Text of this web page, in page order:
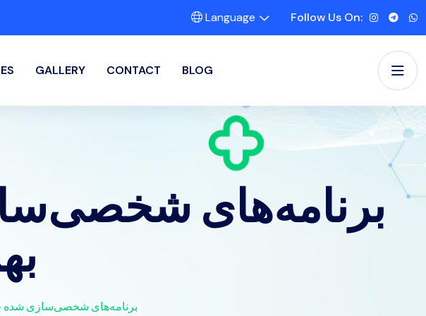
Language Follow Us On:
GALLERY CONTACT BLOG
برنامه‌های
برنامه‌های شخصی‌سازی شده